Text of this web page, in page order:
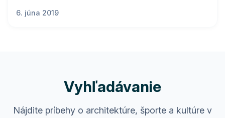
6. júna 2019
Vyhľadávanie
Nájdite príbehy o architektúre, športe a kultúre v